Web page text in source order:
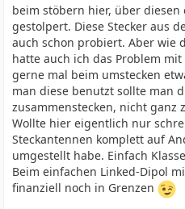
beim stöbern hier, über
gestolpert. Diese Stecker aus
auch schon probiert. Aber wie
hatte auch ich das Problem
gerne mal beim umstecken
man diese benutzt sollte man
zusammenstecken, nicht ganz
Wollte hier eigentlich nur
Steckantennen komplett auf
umgestellt habe. Einfach
Beim einfachen Linked-Dipol
finanziell noch in Grenzen